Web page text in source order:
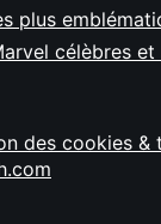
plus
célèbres
des cookies &